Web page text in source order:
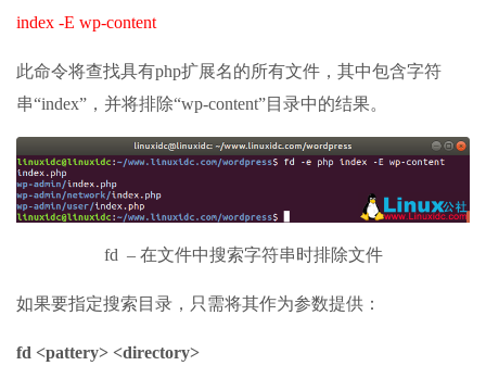
index -E wp-content
此命令将查找具有php扩展名的所有文件，其中包含字符
串“index”，并将排除“wp-content”目录中的结果。
fd – 在文件中搜索字符串时排除文件
如果要指定搜索目录，只需将其作为参数提供：
fd <pattery> <directory>